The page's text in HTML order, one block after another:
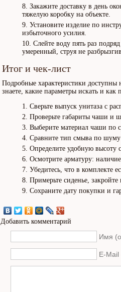
Закажите доставку в день
тяжелую коробку на объекте.
Установите изделие по
избыточного усилия.
Слейте воду пять раз
умеренный, струя не
Итог и чек-лист
Подробные характеристики
знаете, какие параметры искать и
Сверьте выпуск унитаза с
Проверьте габариты чаши и
Выберите материал чаши по
Сравните тип смыва по
Определите удобную высоту
Осмотрите арматуру:
Убедитесь, что в комплекте
Примерьте сиденье,
Сохраните дату покупки и
Добавить комментарий
Имя
E-Mail